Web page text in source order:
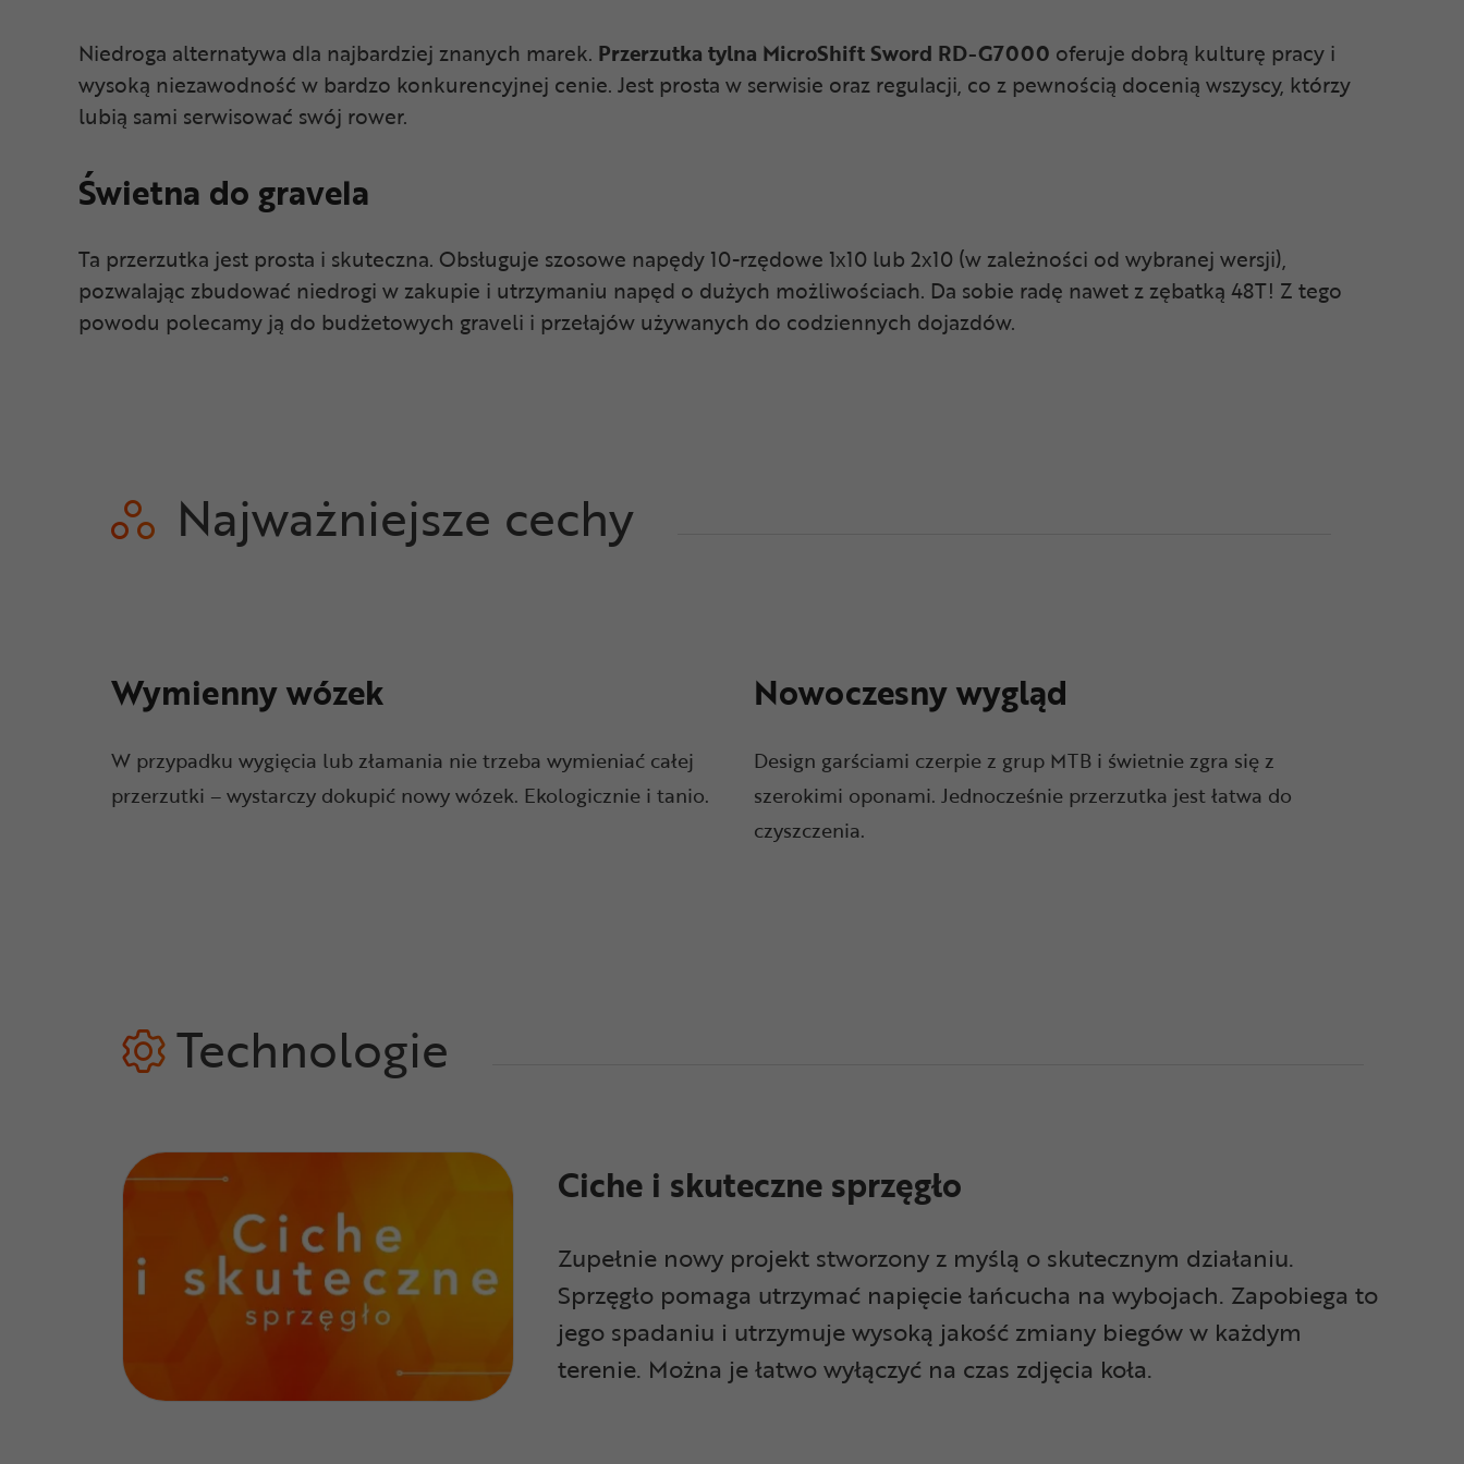
Niedroga alternatywa dla najbardziej znanych marek. Przerzutka tylna MicroShift Sword RD-G7000 oferuje dobrą kulturę pracy i
wysoką niezawodność w bardzo konkurencyjnej cenie. Jest prosta w serwisie oraz regulacji, co z pewnością docenią wszyscy, którzy
lubią sami serwisować swój rower.
Świetna do gravela
Ta przerzutka jest prosta i skuteczna. Obsługuje szosowe napędy 10-rzędowe 1x10 lub 2x10 (w zależności od wybranej wersji),
pozwalając zbudować niedrogi w zakupie i utrzymaniu napęd o dużych możliwościach. Da sobie radę nawet z zębatką 48T! Z tego
powodu polecamy ją do budżetowych graveli i przełajów używanych do codziennych dojazdów.
Najważniejsze cechy
Wymienny wózek
W przypadku wygięcia lub złamania nie trzeba wymieniać całej
przerzutki – wystarczy dokupić nowy wózek. Ekologicznie i tanio.
Nowoczesny wygląd
Design garściami czerpie z grup MTB i świetnie zgra się z
szerokimi oponami. Jednocześnie przerzutka jest łatwa do
czyszczenia.
Technologie
Ciche i skuteczne sprzęgło
Zupełnie nowy projekt stworzony z myślą o skutecznym działaniu.
Sprzęgło pomaga utrzymać napięcie łańcucha na wybojach. Zapobiega to
jego spadaniu i utrzymuje wysoką jakość zmiany biegów w każdym
terenie. Można je łatwo wyłączyć na czas zdjęcia koła.